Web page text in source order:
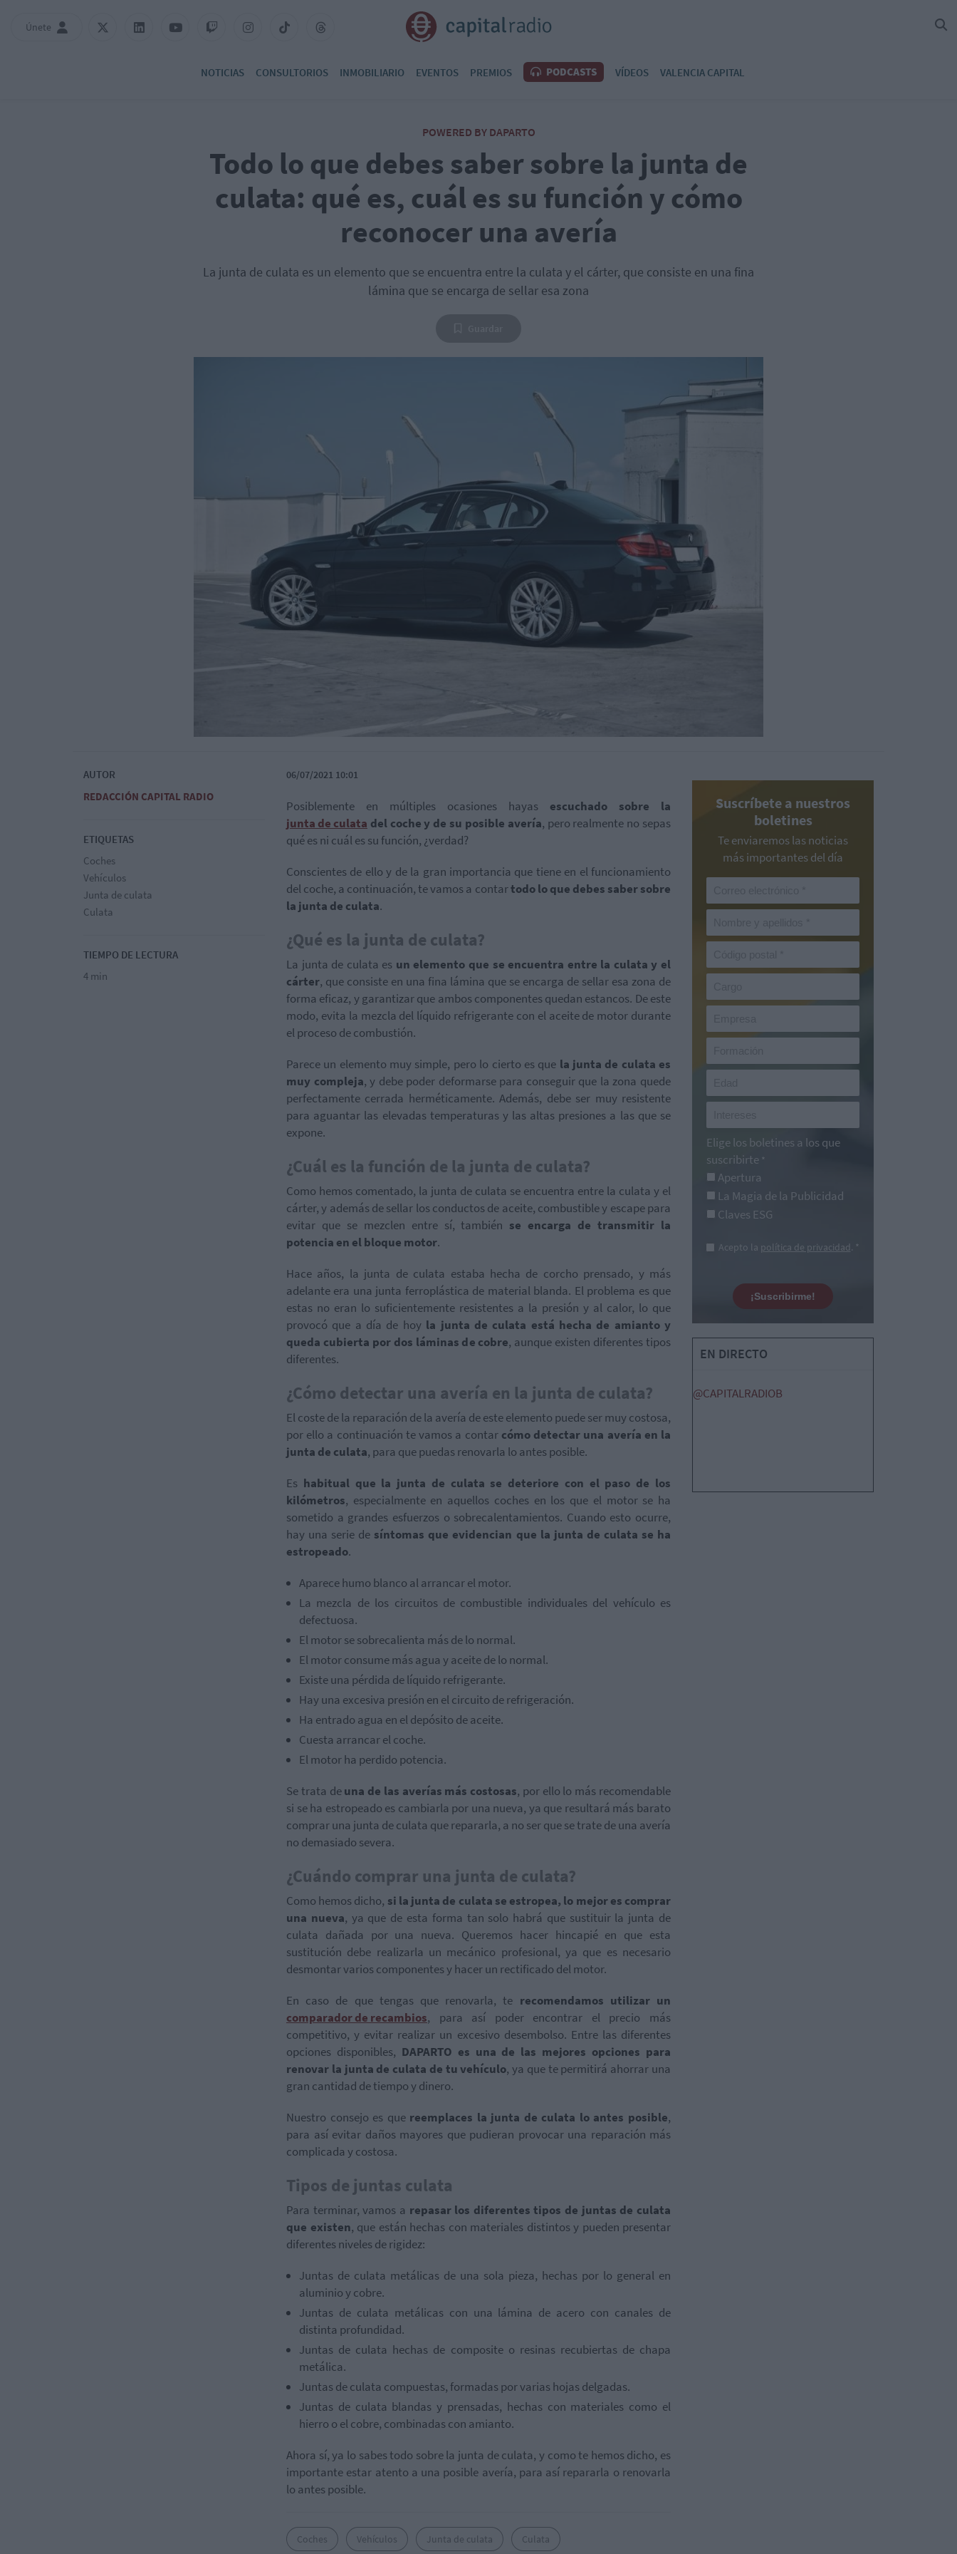
Únete
NOTICIAS CONSULTORIOS INMOBILIARIO EVENTOS PREMIOS PODCASTS VÍDEOS VALENCIA CAPITAL
POWERED BY DAPARTO
Todo lo que debes saber sobre la junta de
culata: qué es, cuál es su función y cómo
reconocer una avería
La junta de culata es un elemento que se encuentra entre la culata y el cárter, que consiste en una fina
lámina que se encarga de sellar esa zona
AUTOR
REDACCIÓN CAPITAL RADIO
ETIQUETAS
Coches
Vehículos
Junta de culata
Culata
TIEMPO DE LECTURA
4 min
06/07/2021 10:01
Posiblemente en múltiples ocasiones hayas escuchado sobre la
junta de culata del coche y de su posible avería, pero realmente no sepas
qué es ni cuál es su función, ¿verdad?
Conscientes de ello y de la gran importancia que tiene en el funcionamiento
del coche, a continuación, te vamos a contartodo lo que debes saber sobre
la junta de culata.
¿Qué es la junta de culata?
La junta de culata es un elemento que se encuentra entre la culata y el
cárter, que consiste en una fina lámina que se encarga de sellar esa zona de
forma eficaz, y garantizar que ambos componentes quedan estancos. De este
modo, evita la mezcla del líquido refrigerante con el aceite de motor durante
el proceso de combustión.
Parece un elemento muy simple, pero lo cierto es que la junta de culata es
muy compleja, y debe poder deformarse para conseguir que la zona quede
perfectamente cerrada herméticamente. Además, debe ser muy resistente
para aguantar las elevadas temperaturas y las altas presiones a las que se
expone.
¿Cuál es la función de la junta de culata?
Como hemos comentado, la junta de culata se encuentra entre la culata y el
cárter, y además de sellar los conductos de aceite, combustible y escape para
evitar que se mezclen entre sí, también se encarga de transmitir la
potencia en el bloque motor.
Hace años, la junta de culata estaba hecha de corcho prensado, y más
adelante era una junta ferroplástica de material blanda. El problema es que
estas no eran lo suficientemente resistentes a la presión y al calor, lo que
provocó que a día de hoy la junta de culata está hecha de amianto y
queda cubierta por dos láminas de cobre, aunque existen diferentes tipos
diferentes.
¿Cómo detectar una avería en la junta de culata?
El coste de la reparación de la avería de este elemento puede ser muy costosa,
por ello a continuación te vamos a contar cómo detectar una avería en la
junta de culata, para que puedas renovarla lo antes posible.
Es habitual que la junta de culata se deteriore con el paso de los
kilómetros, especialmente en aquellos coches en los que el motor se ha
sometido a grandes esfuerzos o sobrecalentamientos. Cuando esto ocurre,
hay una serie de síntomas que evidencian que la junta de culata se ha
estropeado.
Aparece humo blanco al arrancar el motor.
La mezcla de los circuitos de combustible individuales del vehículo es
defectuosa.
El motor se sobrecalienta más de lo normal.
El motor consume más agua y aceite de lo normal.
Existe una pérdida de líquido refrigerante.
Hay una excesiva presión en el circuito de refrigeración.
Ha entrado agua en el depósito de aceite.
Cuesta arrancar el coche.
El motor ha perdido potencia.
Se trata deuna de las averías más costosas, por ello lo más recomendable
si se ha estropeado es cambiarla por una nueva, ya que resultará más barato
comprar una junta de culata que repararla, a no ser que se trate de una avería
no demasiado severa.
¿Cuándo comprar una junta de culata?
Como hemos dicho, si la junta de culata se estropea, lo mejor es comprar
una nueva, ya que de esta forma tan solo habrá que sustituir la junta de
culata dañada por una nueva. Queremos hacer hincapié en que esta
sustitución debe realizarla un mecánico profesional, ya que es necesario
desmontar varios componentes y hacer un rectificado del motor.
En caso de que tengas que renovarla, te recomendamos utilizar un
comparador de recambios, para así poder encontrar el precio más
competitivo, y evitar realizar un excesivo desembolso. Entre las diferentes
opciones disponibles, DAPARTO es una de las mejores opciones para
renovar la junta de culata de tu vehículo, ya que te permitirá ahorrar una
gran cantidad de tiempo y dinero.
Nuestro consejo es que reemplaces la junta de culata lo antes posible,
para así evitar daños mayores que pudieran provocar una reparación más
complicada y costosa.
Tipos de juntas culata
Para terminar, vamos a repasar los diferentes tipos de juntas de culata
que existen, que están hechas con materiales distintos y pueden presentar
diferentes niveles de rigidez:
Juntas de culata metálicas de una sola pieza, hechas por lo general en
aluminio y cobre.
Juntas de culata metálicas con una lámina de acero con canales de
distinta profundidad.
Juntas de culata hechas de composite o resinas recubiertas de chapa
metálica.
Juntas de culata compuestas, formadas por varias hojas delgadas.
Juntas de culata blandas y prensadas, hechas con materiales como el
hierro o el cobre, combinadas con amianto.
Ahora sí, ya lo sabes todo sobre la junta de culata, y como te hemos dicho, es
importante estar atento a una posible avería, para así repararla o renovarla
lo antes posible.
Coches Vehículos Junta de culata Culata
Suscríbete a nuestros
boletines
Te enviaremos las noticias
más importantes del día
Elige los boletines a los que
suscribirte *
Apertura
La Magia de la Publicidad
Claves ESG
Acepto la política de privacidad. *
¡Suscribirme!
EN DIRECTO
@CAPITALRADIOB